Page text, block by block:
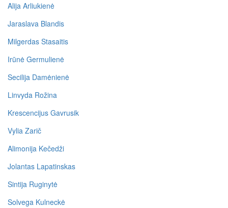
Alija Arliukienė
Jaraslava Blandis
Milgerdas Stasaitis
Irūnė Germulienė
Secilija Damėnienė
Linvyda Rožina
Krescencijus Gavrusik
Vylia Zarič
Alimonija Kečedži
Jolantas Lapatinskas
Sintija Ruginytė
Solvega Kulneckė